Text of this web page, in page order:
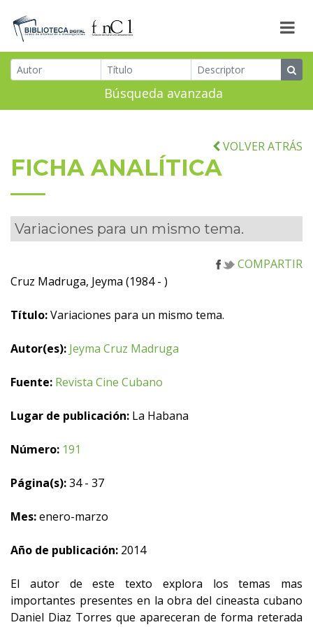
Búsqueda avanzada
VOLVER ATRÁS
FICHA ANALÍTICA
Variaciones para un mismo tema.
COMPARTIR
Cruz Madruga, Jeyma (1984 - )
Título:Variaciones para un mismo tema.
Autor(es): Jeyma Cruz Madruga
Fuente: Revista Cine Cubano
Lugar de publicación: La Habana
Número: 191
Página(s):34 - 37
Mes:enero-marzo
Año de publicación: 2014
El autor de este texto explora los temas mas
importantes presentes en la obra del cineasta cubano
Daniel Diaz Torres que apareceran de forma reterada